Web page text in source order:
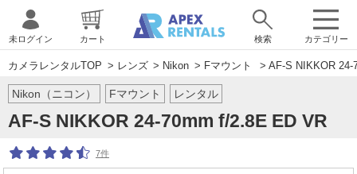
カテゴリー
未ログイン カート 検索
カメラレンタルTOP > レンズ > Nikon > Fマウント > AF-S NIKKOR
Nikon（ニコン）
AF-S NIKKOR 24-70mm f/2.8E ED VR
Fマウント レンタル
7件